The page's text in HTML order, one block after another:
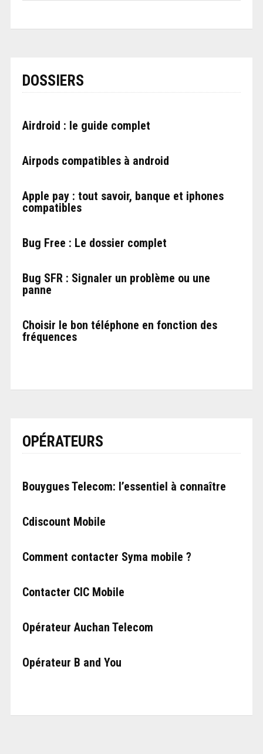
DOSSIERS
Airdroid : le guide complet
Airpods compatibles à android
Apple pay : tout savoir, banque et iphones
compatibles
Bug Free : Le dossier complet
Bug SFR : Signaler un problème ou une
panne
Choisir le bon téléphone en fonction des
fréquences
OPÉRATEURS
Bouygues Telecom: l’essentiel à connaître
Cdiscount Mobile
Comment contacter Syma mobile ?
Contacter CIC Mobile
Opérateur Auchan Telecom
Opérateur B and You